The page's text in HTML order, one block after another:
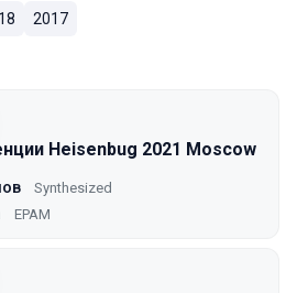
2017
Heisenbug 2021 Moscow
Synthesized
EPAM